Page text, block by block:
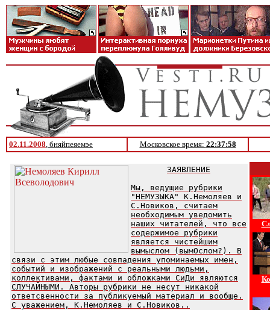
02.11.2008, бняйпеяемэе Московское время: 22:37:58
ЗАЯВЛЕНИЕ
Мы, ведущие рубрики
"НЕМУЗЫКА" К.Немоляев и
С.Новиков, считаем
необходимым уведомить
наших читателей, что все
содержимое рубрики
является чистейшим
вымыслом (вымОслом?). В
связи с этим любые совпадения упоминаемых имен,
событий и изображений с реальными людьми,
коллективами, фактами и обложками СиДи являются
СЛУЧАЙНЫМИ. Авторы рубрики не несут никакой
ответсвенности за публикуемый материал и вообще.
С уважением, К.Немоляев и С.Новиков..